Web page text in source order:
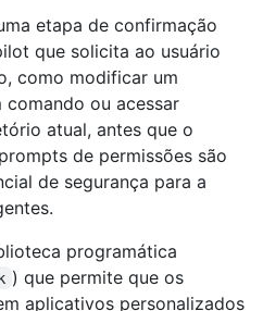
etapa de confirmação
que solicita ao usuário
como modificar um
ou acessar
atual, antes que o
de permissões são
de segurança para a
programática
) que permite que os
aplicativos personalizados